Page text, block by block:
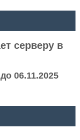
серверу в
06.11.2025